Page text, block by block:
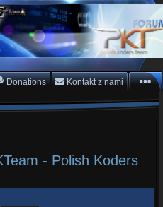
Donations Kontakt z nami
- Polish Koders